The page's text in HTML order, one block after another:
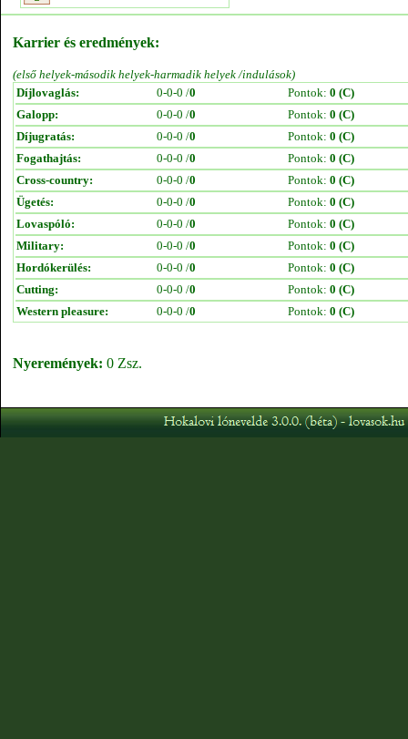
Karrier és eredmények:
(első helyek-második helyek-harmadik helyek /indulások)
Díjlovaglás:
0-0-0 /0 Pontok: 0 (C)
Galopp:
0-0-0 /0 Pontok: 0 (C)
Díjugratás:
0-0-0 /0 Pontok: 0 (C)
Fogathajtás:
0-0-0 /0 Pontok: 0 (C)
Cross-country:
0-0-0 /0 Pontok: 0 (C)
Ügetés:
0-0-0 /0 Pontok: 0 (C)
Lovaspóló:
0-0-0 /0 Pontok: 0 (C)
Military:
0-0-0 /0 Pontok: 0 (C)
Hordókerülés:
0-0-0 /0 Pontok: 0 (C)
Cutting:
0-0-0 /0 Pontok: 0 (C)
Western pleasure:
0-0-0 /0 Pontok: 0 (C)
Nyeremények: 0 Zsz.